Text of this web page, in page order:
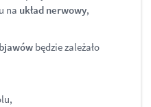
na układ nerwowy,
będzie zależało